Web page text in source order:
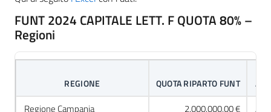
FUNT 2024 CAPITALE LETT. F QUOTA 80% –
Regioni
REGIONE QUOTA RIPARTO FUNT
Regione Campania 2.000.000,00 €